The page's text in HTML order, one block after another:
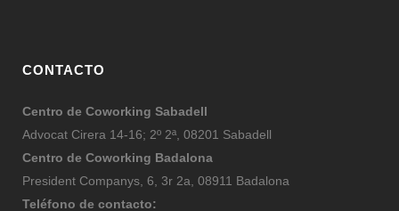
CONTACTO
Centro de Coworking Sabadell
Advocat Cirera 14-16; 2º 2ª, 08201 Sabadell
Centro de Coworking Badalona
President Companys, 6, 3r 2a, 08911 Badalona
Teléfono de contacto: